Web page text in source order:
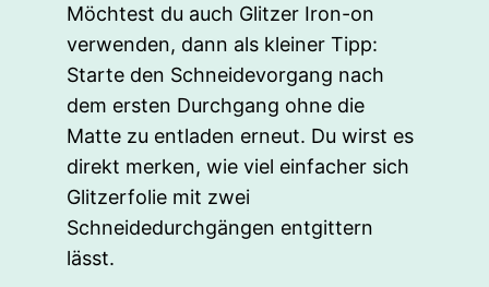
Möchtest du auch Glitzer Iron-on
verwenden, dann als kleiner Tipp:
Starte den Schneidevorgang nach
dem ersten Durchgang ohne die
Matte zu entladen erneut. Du wirst es
direkt merken, wie viel einfacher sich
Glitzerfolie mit zwei
Schneidedurchgängen entgittern
lässt.